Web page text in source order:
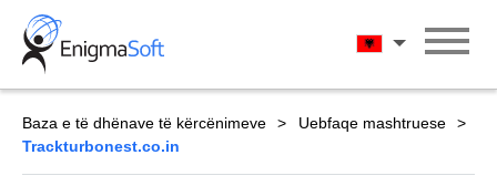
Skip
content
Shqip
Baza e të dhënave të kërcënimeve
Uebfaqe mashtruese
Trackturbonest.co.in